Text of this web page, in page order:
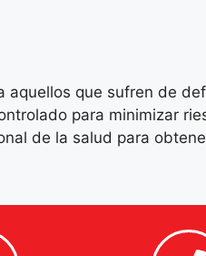
aquellos que sufren de
para minimizar
de la salud para